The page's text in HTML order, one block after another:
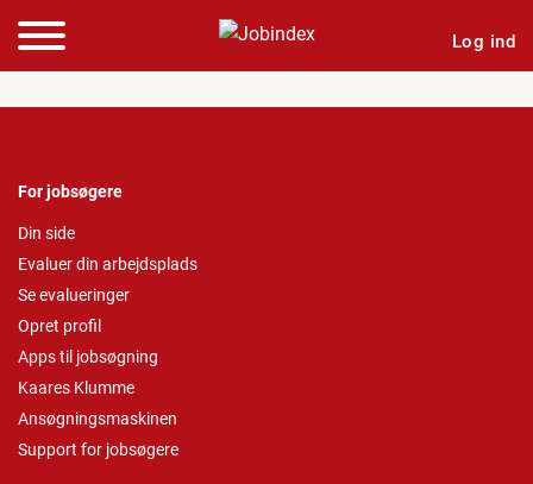
Log ind
For jobsøgere
Din side
Evaluer din arbejdsplads
Se evalueringer
Opret profil
Apps til jobsøgning
Kaares Klumme
Ansøgningsmaskinen
Support for jobsøgere